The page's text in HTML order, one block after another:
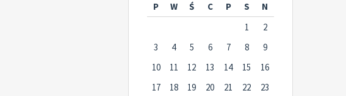
P W Ś C P S
N
1
2
3
4 5 6 7 8
9
10
11 12 13 14 15
16
17
18 19 20 21 22
23